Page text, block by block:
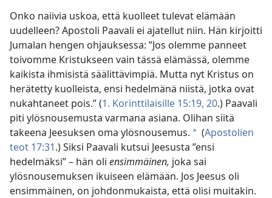
Onko naiivia uskoa, että kuolleet tulevat elämään
uudelleen? Apostoli Paavali ei ajatellut niin. Hän kirjoitti
Jumalan hengen ohjauksessa: ”Jos olemme panneet
toivomme Kristukseen vain tässä elämässä, olemme
kaikista ihmisistä säälittävimpiä. Mutta nyt Kristus on
herätetty kuolleista, ensi hedelmänä niistä, jotka ovat
nukahtaneet pois.” (1. Korinttilaisille 15:19, 20.) Paavali
piti ylösnousemusta varmana asiana. Olihan siitä
takeena Jeesuksen oma ylösnousemus. * (Apostolien
teot 17:31.) Siksi Paavali kutsui Jeesusta ”ensi
hedelmäksi” – hän oli ensimmäinen, joka sai
ylösnousemuksen ikuiseen elämään. Jos Jeesus oli
ensimmäinen, on johdonmukaista, että olisi muitakin.